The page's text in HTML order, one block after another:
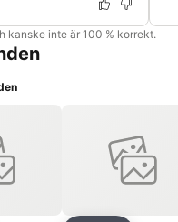
kanske inte är 100 % korrekt.